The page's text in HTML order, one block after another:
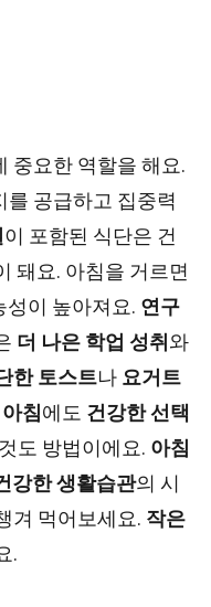
중요한 역할을 해요.
를 공급하고 집중력
이 포함된 식단은 건
돼요. 아침을 거르면
성이 높아져요. 연구
더 나은 학업 성취 와
한 토스트나 요거트
침에도 건강한 선택
도 방법이에요. 아침
강한 생활습관의 시
겨 먹어보세요. 작은
.